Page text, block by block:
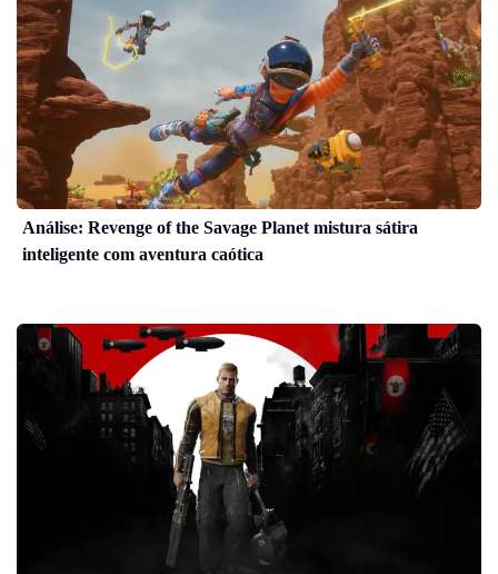
Análise: Revenge of the Savage Planet mistura sátira
inteligente com aventura caótica